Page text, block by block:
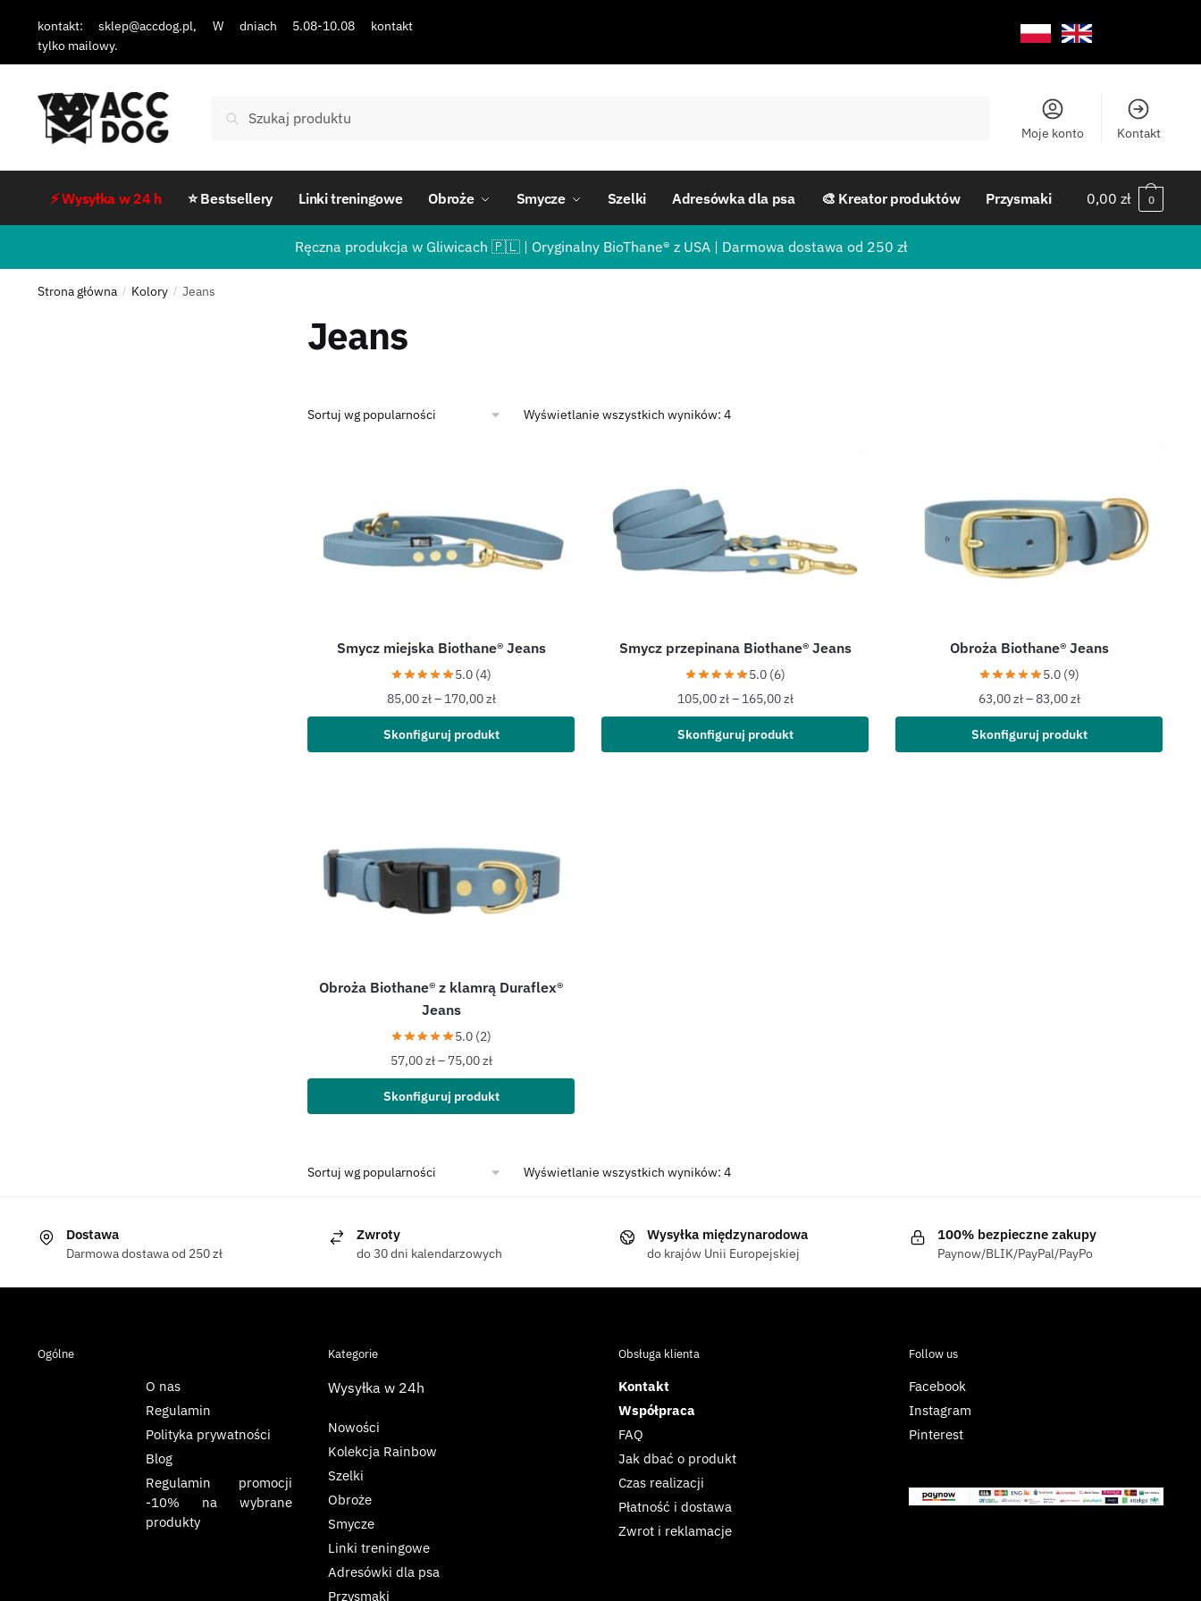
kontakt: sklep@accdog.pl, W dniach 5.08-10.08 kontakt
tylko mailowy.
Szukaj
Moje konto Kontakt
⚡ Wysyłka w 24 h ⭐ Bestsellery Linki treningowe Obroże Smycze Szelki Adresówka dla psa 🎨 Kreator produktów Przysmaki 0,00zł 0
Ręczna produkcja w Gliwicach 🇵🇱 | Oryginalny BioThane® z USA | Darmowa dostawa od 250 zł
Strona główna / Kolory / Jeans
Jeans
Wyświetlanie wszystkich wyników: 4
Smycz miejska Biothane® Jeans
5.0 (4)
85,00zł– 170,00zł
Skonfiguruj produkt
Smycz przepinana Biothane® Jeans
5.0 (6)
105,00zł– 165,00zł
Skonfiguruj produkt
Obroża Biothane® Jeans
5.0 (9)
63,00zł–83,00zł
Skonfiguruj produkt
Obroża Biothane® z klamrą Duraflex®
Jeans
5.0 (2)
57,00zł– 75,00zł
Skonfiguruj produkt
Wyświetlanie wszystkich wyników: 4
Dostawa
Darmowa dostawa od 250 zł
Zwroty
do 30 dni kalendarzowych
Wysyłka międzynarodowa
do krajów Unii Europejskiej
100% bezpieczne zakupy
Paynow/BLIK/PayPal/PayPo
Ogólne
O nas
Regulamin
Polityka prywatności
Blog
Regulamin promocji
-10% na wybrane
produkty
Kategorie
Wysyłka w 24h
Nowości
Kolekcja Rainbow
Szelki
Obroże
Smycze
Linki treningowe
Adresówki dla psa
Przysmaki
Obsługa klienta
Kontakt
Współpraca
FAQ
Jak dbać o produkt
Czas realizacji
Płatność i dostawa
Zwrot i reklamacje
Follow us
Facebook
Instagram
Pinterest